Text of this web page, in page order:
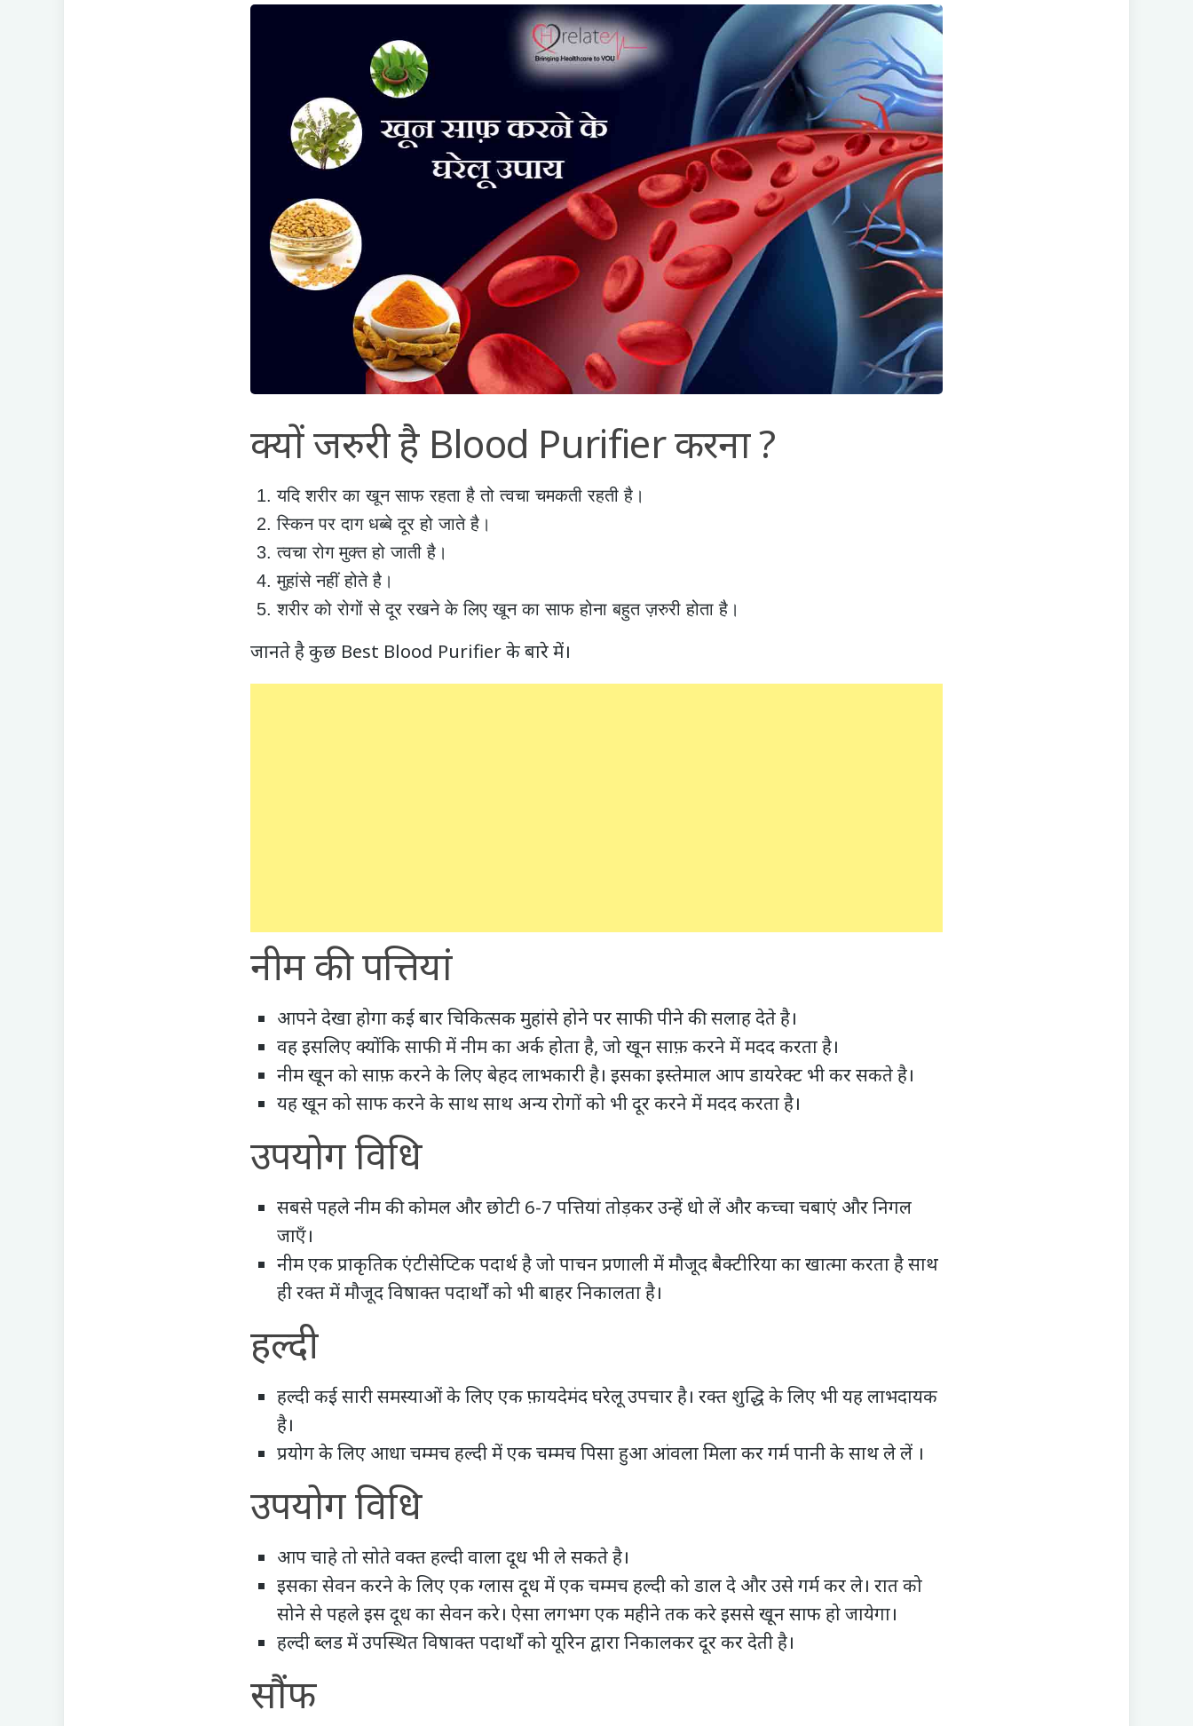
क्यों जरुरी है Blood Purifier करना ?
यदि शरीर का खून साफ रहता है तो त्वचा चमकती रहती है।
स्किन पर दाग धब्बे दूर हो जाते है।
त्वचा रोग मुक्त हो जाती है।
मुहांसे नहीं होते है।
शरीर को रोगों से दूर रखने के लिए खून का साफ होना बहुत ज़रुरी होता है।
जानते है कुछ Best Blood Purifier के बारे में।
नीम की पत्तियां
आपने देखा होगा कई बार चिकित्सक मुहांसे होने पर साफी पीने की सलाह देते है।
वह इसलिए क्योंकि साफी मेंनीमका अर्क होता है, जो खून साफ़ करने में मदद करता है।
नीम खून को साफ़ करने के लिए बेहद लाभकारी है। इसका इस्तेमाल आप डायरेक्ट भी कर सकते है।
यह खून को साफ करने के साथ साथ अन्य रोगों को भी दूर करने में मदद करता है।
उपयोग विधि
सबसे पहले नीम की कोमल और छोटी 6-7 पत्तियां तोड़कर उन्हें धो लें और कच्चा चबाएं और निगल
जाएँ।
नीम एक प्राकृतिक एंटीसेप्टिक पदार्थ है जो पाचन प्रणाली में मौजूद बैक्टीरिया का खात्मा करता है साथ
ही रक्त में मौजूद विषाक्त पदार्थों को भी बाहर निकालता है।
हल्दी
हल्दीकई सारी समस्याओं के लिए एक फ़ायदेमंद घरेलू उपचार है। रक्त शुद्धि के लिए भी यह लाभदायक
है।
प्रयोग के लिए आधा चम्मच हल्दी में एक चम्मच पिसा हुआ आंवला मिला कर गर्म पानी के साथ ले लें ।
उपयोग विधि
आप चाहे तो सोते वक्त हल्दी वाला दूध भी ले सकते है।
इसका सेवन करने के लिए एक ग्लास दूध में एक चम्मच हल्दी को डाल दे और उसे गर्म कर ले। रात को
सोने से पहले इस दूध का सेवन करे। ऐसा लगभग एक महीने तक करे इससे खून साफ हो जायेगा।
हल्दी ब्लड में उपस्थित विषाक्त पदार्थों को यूरिन द्वारा निकालकर दूर कर देती है।
सौंफ